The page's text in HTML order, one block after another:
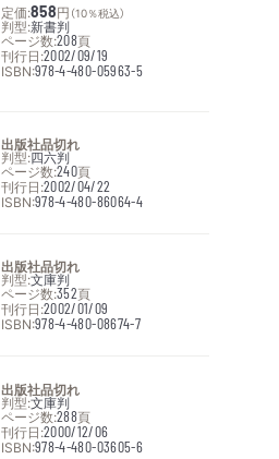
定価:858円 （10％税込）
判型:新書判
ページ数:208頁
刊行日:2002/09/19
ISBN:978-4-480-05963-5
出版社品切れ
判型:四六判
ページ数:240頁
刊行日:2002/04/22
ISBN:978-4-480-86064-4
出版社品切れ
判型:文庫判
ページ数:352頁
刊行日:2002/01/09
ISBN:978-4-480-08674-7
出版社品切れ
判型:文庫判
ページ数:288頁
刊行日:2000/12/06
ISBN:978-4-480-03605-6